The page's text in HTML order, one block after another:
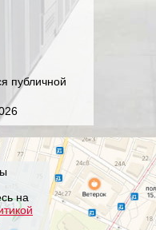
публичной
на